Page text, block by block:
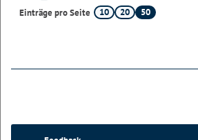
Einträge pro Seite
10 20 50